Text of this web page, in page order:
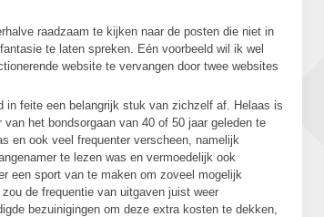
raadzaam te kijken naar de posten die niet in
te laten spreken. Eén voorbeeld wil ik wel
website te vervangen door twee websites
in feite een belangrijk stuk van zichzelf af. Helaas is
het bondsorgaan van 40 of 50 jaar geleden te
en ook veel frequenter verscheen, namelijk
te lezen was en vermoedelijk ook
een sport van te maken om zoveel mogelijk
de frequentie van uitgaven juist weer
bezuinigingen om deze extra kosten te dekken,